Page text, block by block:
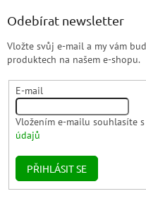
Odebírat newsletter
Vložte svůj e-mail a my vám
produktech na našem e-shopu.
E-mail
Vložením e-mailu souhlasíte s
údajů
PŘIHLÁSIT SE